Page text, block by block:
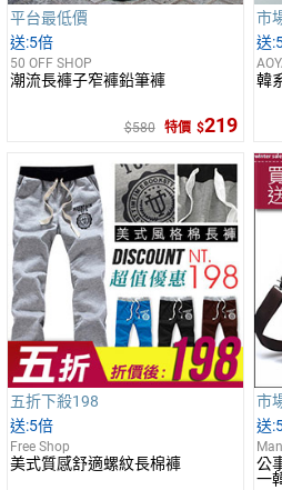
平台最低價
5倍
50 OFF SHOP
潮流長褲子窄褲鉛筆褲
580 特價 219
市
韓
五折下殺198
5倍
Free Shop
美式質感舒適螺紋長棉褲
市
公
一